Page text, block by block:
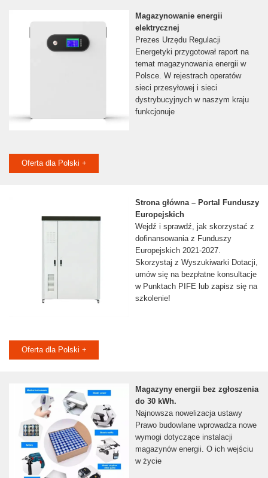
Magazynowanie energii
elektrycznej
Prezes Urzędu Regulacji
Energetyki przygotował raport na
temat magazynowania energii w
Polsce. W rejestrach operatów
sieci przesyłowej i sieci
dystrybucyjnych w naszym kraju
funkcjonuje
Oferta dla Polski +
Strona główna – Portal Funduszy
Europejskich
Wejdź i sprawdź, jak skorzystać z
dofinansowania z Funduszy
Europejskich 2021-2027.
Skorzystaj z Wyszukiwarki Dotacji,
umów się na bezpłatne konsultacje
w Punktach PIFE lub zapisz się na
szkolenie!
Oferta dla Polski +
Magazyny energii bez zgłoszenia
do 30 kWh.
Najnowsza nowelizacja ustawy
Prawo budowlane wprowadza nowe
wymogi dotyczące instalacji
magazynów energii. O ich wejściu
w życie